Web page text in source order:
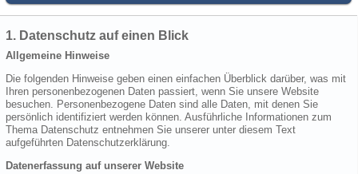
1. Datenschutz auf einen Blick
Allgemeine Hinweise
Die folgenden Hinweise geben einen einfachen Überblick darüber, was mit
Ihren personenbezogenen Daten passiert, wenn Sie unsere Website
besuchen. Personenbezogene Daten sind alle Daten, mit denen Sie
persönlich identifiziert werden können. Ausführliche Informationen zum
Thema Datenschutz entnehmen Sie unserer unter diesem Text
aufgeführten Datenschutzerklärung.
Datenerfassung auf unserer Website